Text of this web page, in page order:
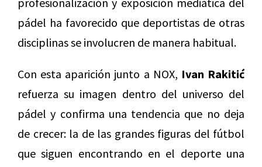
pádel ha favorecido que deportistas de otras
disciplinas se involucren de manera habitual.
Con esta aparición junto a NOX, Ivan Rakitić
refuerza su imagen dentro del universo del
pádel y confirma una tendencia que no deja
de crecer: la de las grandes figuras del fútbol
que siguen encontrando en el deporte una